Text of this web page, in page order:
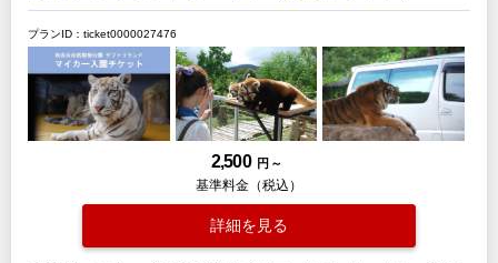
プランID：ticket0000027476
2,500 円 ～
基準料金（税込）
詳細を見る